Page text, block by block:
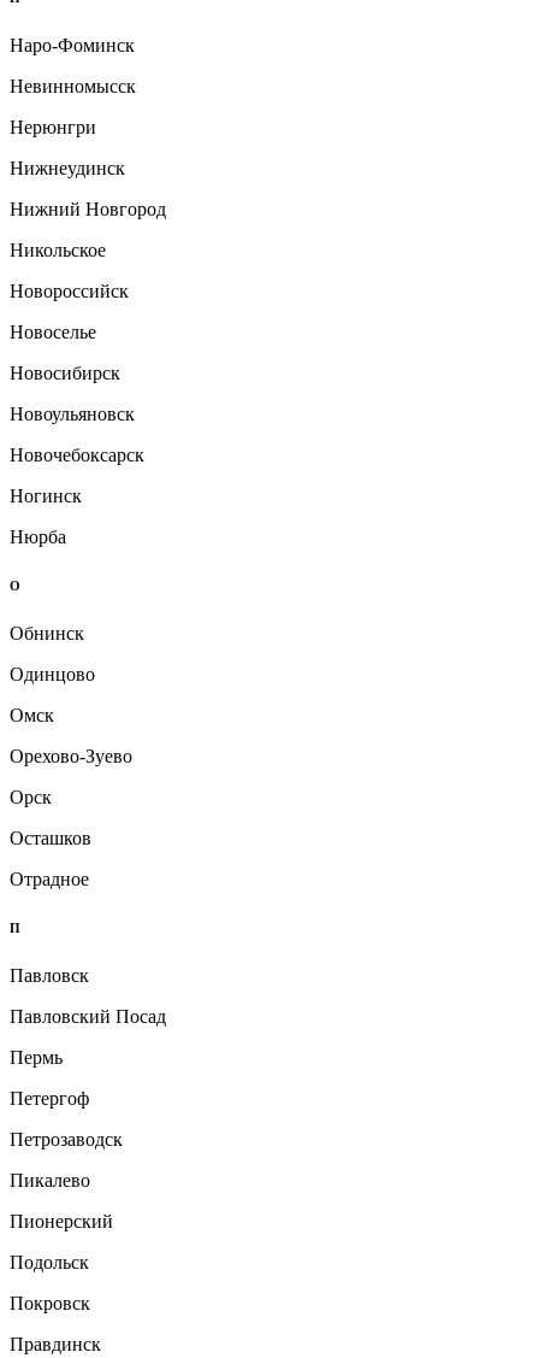
Наро-Фоминск
Невинномысск
Нерюнгри
Нижнеудинск
Нижний Новгород
Никольское
Новороссийск
Новоселье
Новосибирск
Новоульяновск
Новочебоксарск
Ногинск
Нюрба
О
Обнинск
Одинцово
Омск
Орехово-Зуево
Орск
Осташков
Отрадное
П
Павловск
Павловский Посад
Пермь
Петергоф
Петрозаводск
Пикалево
Пионерский
Подольск
Покровск
Правдинск